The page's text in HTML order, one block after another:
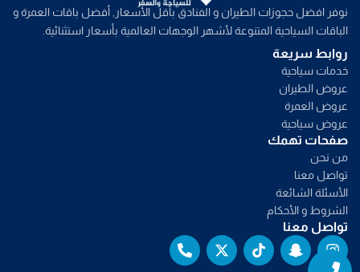
Phone
Whatsapp
نوفر افضل حجوزات الطيران و الفنادق بأقل الأسعار, أفضل باقات العمرة و
الباقات السياحية المتنوعة لأشهر الوجهات العالمية بأسعار استثنائية.
روابط سريعة
خدمات سياحية
عروض الطيران
عروض العمرة
عروض سياحية
صفحات تهمك
من نحن
تواصل معنا
الأسئلة الشائعة
الشروط و الأحكام
تواصل معنا
I
S
n
T
i
X
-
P
h